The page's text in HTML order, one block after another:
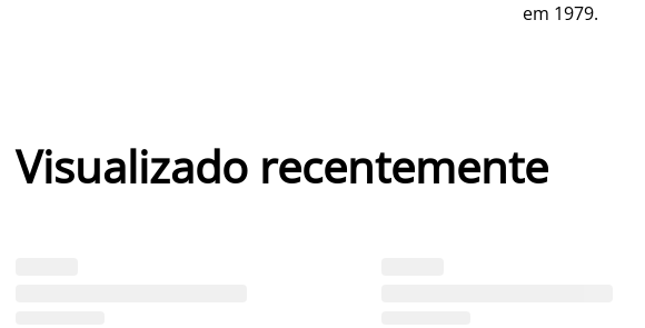
em 1979.
Visualizado recentemente